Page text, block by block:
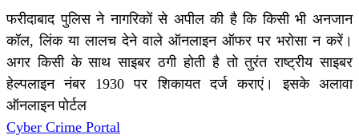
फरीदाबाद पुलिस ने नागरिकों से अपील की है कि किसी भी अनजान
कॉल, लिंक या लालच देने वाले ऑनलाइन ऑफर पर भरोसा न करें।
अगर किसी के साथ साइबर ठगी होती है तो तुरंत राष्ट्रीय साइबर
हेल्पलाइन नंबर 1930 पर शिकायत दर्ज कराएं। इसके अलावा
ऑनलाइन पोर्टल
Cyber Crime Portal